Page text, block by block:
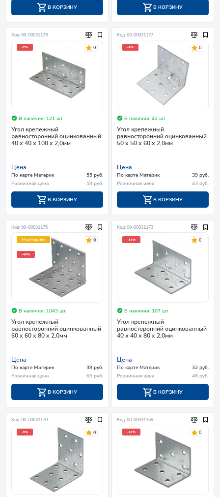
В КОРЗИНУ В КОРЗИНУ
Код: 00-00031179
-7% 0
В наличии: 121 шт
Угол крепежный
равносторонний оцинкованный
40 х 40 х 100 х 2,0мм
Цена
По карте Материк
55 руб.
Розничная цена
59 руб.
В КОРЗИНУ
Код: 00-00031177
-9% 0
В наличии: 42 шт
Угол крепежный
равносторонний оцинкованный
50 х 50 х 60 х 2,0мм
Цена
По карте Материк
39 руб.
Розничная цена
43 руб.
В КОРЗИНУ
Код: 00-00031175
РАСПРОДАЖА
-40%
0
В наличии: 1043 шт
Угол крепежный
равносторонний оцинкованный
60 х 60 х 80 х 2,0мм
Цена
По карте Материк
39 руб.
Розничная цена
65 руб.
В КОРЗИНУ
Код: 00-00031173
-33% 0
В наличии: 107 шт
Угол крепежный
равносторонний оцинкованный
40 х 40 х 80 х 2,0мм
Цена
По карте Материк
32 руб.
Розничная цена
48 руб.
В КОРЗИНУ
Код: 00-00031170
-5% 0
Код: 00-00031169
-17% 0